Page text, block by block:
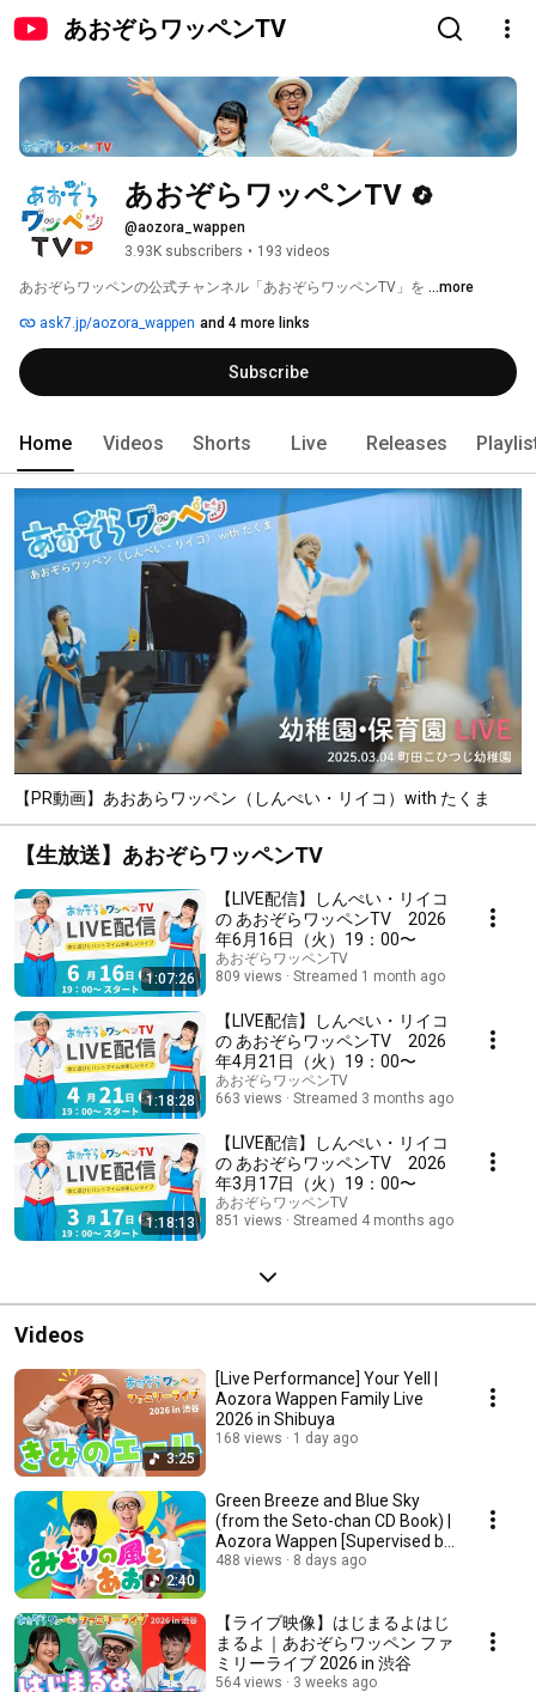
あおぞらワッペンTV
あおぞらワッペンTV
@aozora_wappen
3.93K subscribers • 193 videos
あおぞらワッペンの公式チャンネル「あおぞらワッペンTV」を ...more
ask7.jp/aozora_wappen and 4 more links
Subscribe
Home Videos Shorts Live Releases
【PR動画】あおあらワッペン（しんぺい・リイコ）with たくま
【生放送】あおぞらワッペンTV
1:07:26
【LIVE配信】しんぺい・リイコ
の あおぞらワッペンTV 2026
年6月16日（火）19：00〜
あおぞらワッペンTV
809 views
Streamed 1 month ago
1:18:28
【LIVE配信】しんぺい・リイコ
の あおぞらワッペンTV 2026
年4月21日（火）19：00〜
あおぞらワッペンTV
663 views
Streamed 3 months ago
1:18:13
【LIVE配信】しんぺい・リイコ
の あおぞらワッペンTV 2026
年3月17日（火）19：00〜
あおぞらワッペンTV
851 views
Streamed 4 months ago
Videos
3:25
[Live Performance] Your Yell |
Aozora Wappen Family Live
2026 in Shibuya
168 views 1 day ago
2:40
Green Breeze and Blue Sky
(from the Seto-chan CD Book) |
Aozora Wappen [Supervised by
Akemi Fujiw...
488 views 8 days ago
【ライブ映像】はじまるよはじ
まるよ｜あおぞらワッペン ファ
ミリーライブ 2026 in 渋谷
564 views 3 weeks ago